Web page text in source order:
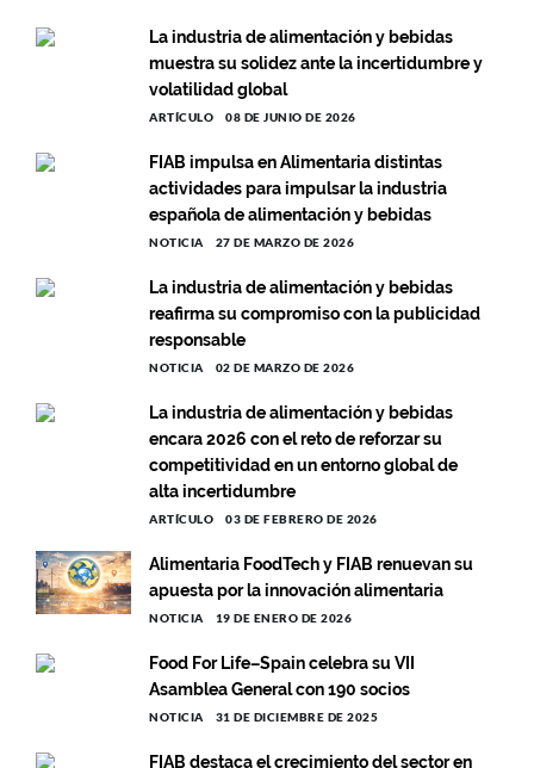
La industria de alimentación y bebidas
muestra su solidez ante la incertidumbre y
volatilidad global
ARTÍCULO 08 DE JUNIO DE 2026
FIAB impulsa en Alimentaria distintas
actividades para impulsar la industria
española de alimentación y bebidas
NOTICIA 27 DE MARZO DE 2026
La industria de alimentación y bebidas
reafirma su compromiso con la publicidad
responsable
NOTICIA 02 DE MARZO DE 2026
La industria de alimentación y bebidas
encara 2026 con el reto de reforzar su
competitividad en un entorno global de
alta incertidumbre
ARTÍCULO 03 DE FEBRERO DE 2026
Alimentaria FoodTech y FIAB renuevan su
apuesta por la innovación alimentaria
NOTICIA 19 DE ENERO DE 2026
Food For Life–Spain celebra su VII
Asamblea General con 190 socios
NOTICIA 31 DE DICIEMBRE DE 2025
FIAB destaca el crecimiento del sector en